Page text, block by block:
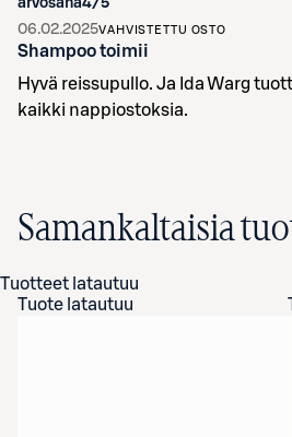
arvosana4/5
06.02.2025VAHVISTETTU OSTO
Shampoo toimii
Hyvä reissupullo. Ja Ida Warg
kaikki nappiostoksia.
Samankaltaisia
Tuotteet latautuu
Tuote latautuu